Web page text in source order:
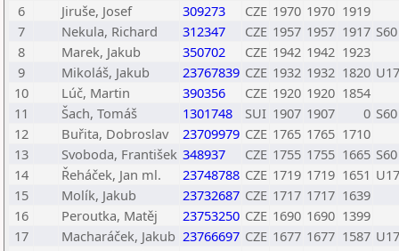
6
Jiruše, Josef 309273 CZE 1970 1970 1919
7
Nekula, Richard 312347 CZE 1957 1957 1917 S60
8
Marek, Jakub 350702 CZE 1942 1942 1923
9
Mikoláš, Jakub 23767839 CZE 1932 1932 1820 U17
10
Lúč, Martin 390356 CZE 1920 1920 1854
11
Šach, Tomáš 1301748 SUI 1907 1907 0 S60
12
Buřita, Dobroslav 23709979 CZE 1765 1765 1710
13
Svoboda, František 348937 CZE 1755 1755 1665 S60
14
Řeháček, Jan ml. 23748788 CZE 1719 1719 1651 U17
15
Molík, Jakub 23732687 CZE 1717 1717 1639
16
Peroutka, Matěj 23753250 CZE 1690 1690 1399
17
Macharáček, Jakub 23766697 CZE 1677 1677 1587 U17